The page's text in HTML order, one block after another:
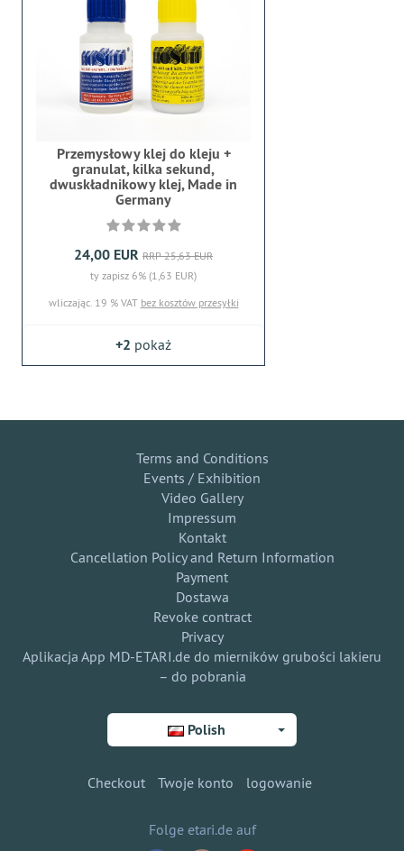
Przemysłowy klej do kleju +
granulat, kilka sekund,
dwuskładnikowy klej, Made in
Germany
24,00 EUR RRP 25,63 EUR
ty zapisz 6% (1,63 EUR)
wliczając. 19 % VAT bez kosztów przesyłki
+2 pokaż
Terms and Conditions
Events / Exhibition
Video Gallery
Impressum
Kontakt
Cancellation Policy and Return Information
Payment
Dostawa
Revoke contract
Privacy
Aplikacja App MD-ETARI.de do mierników grubości lakieru
– do pobrania
Polish
Checkout Twoje konto logowanie
Folge etari.de auf